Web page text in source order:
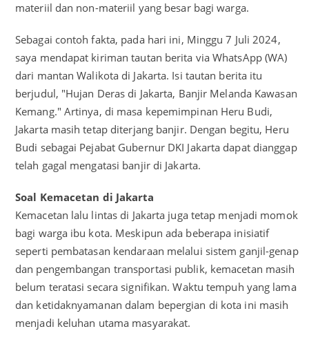
materiil dan non-materiil yang besar bagi warga.
Sebagai contoh fakta, pada hari ini, Minggu 7 Juli 2024,
saya mendapat kiriman tautan berita via WhatsApp (WA)
dari mantan Walikota di Jakarta. Isi tautan berita itu
berjudul, "Hujan Deras di Jakarta, Banjir Melanda Kawasan
Kemang." Artinya, di masa kepemimpinan Heru Budi,
Jakarta masih tetap diterjang banjir. Dengan begitu, Heru
Budi sebagai Pejabat Gubernur DKI Jakarta dapat dianggap
telah gagal mengatasi banjir di Jakarta.
Soal Kemacetan di Jakarta
Kemacetan lalu lintas di Jakarta juga tetap menjadi momok
bagi warga ibu kota. Meskipun ada beberapa inisiatif
seperti pembatasan kendaraan melalui sistem ganjil-genap
dan pengembangan transportasi publik, kemacetan masih
belum teratasi secara signifikan. Waktu tempuh yang lama
dan ketidaknyamanan dalam bepergian di kota ini masih
menjadi keluhan utama masyarakat.